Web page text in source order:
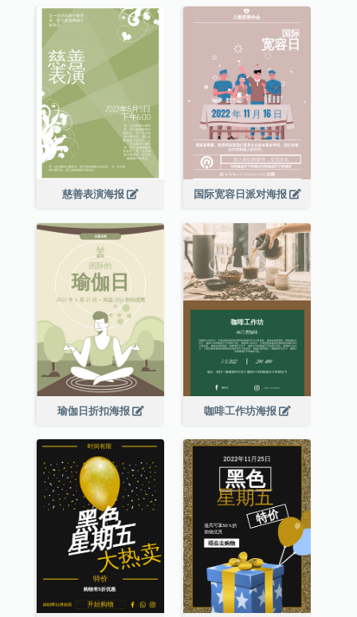
慈善表演海报 国际宽容日派对海报
瑜伽日折扣海报 咖啡工作坊海报